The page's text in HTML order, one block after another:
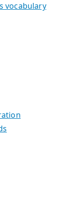
vocabulary